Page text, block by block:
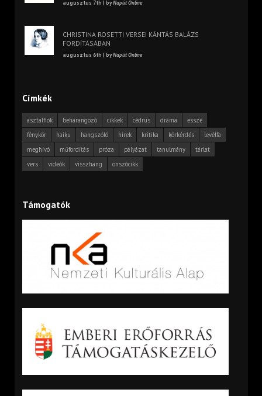
augusztus 7th | byNapút Online
CHRISTINA ROSETTI VERSEI KÁNTÁS BALÁZS
FORDÍTÁSÁBAN
augusztus 6th | byNapút Online
Címkék
asztalfiók beharangozó cikkek cédrus dráma
esszé
fénykör
haiku hangszóló hírek kritika körkérdés
levélfa
meghívó
műfordítás próza pályázat tanulmány
tárlat
vers
videók visszhang önszócikk
Támogatók